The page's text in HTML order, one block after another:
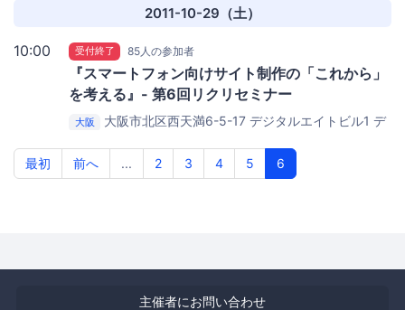
2011-10-29（土）
10:00 受付終了 85人の参加者
『スマートフォン向けサイト制作の「これから」
を考える』- 第6回リクリセミナー
大阪 大阪市北区西天満6-5-17 デジタルエイトビル1 デ
最初
前へ ... 2 3 4 5 6
主催者にお問い合わせ